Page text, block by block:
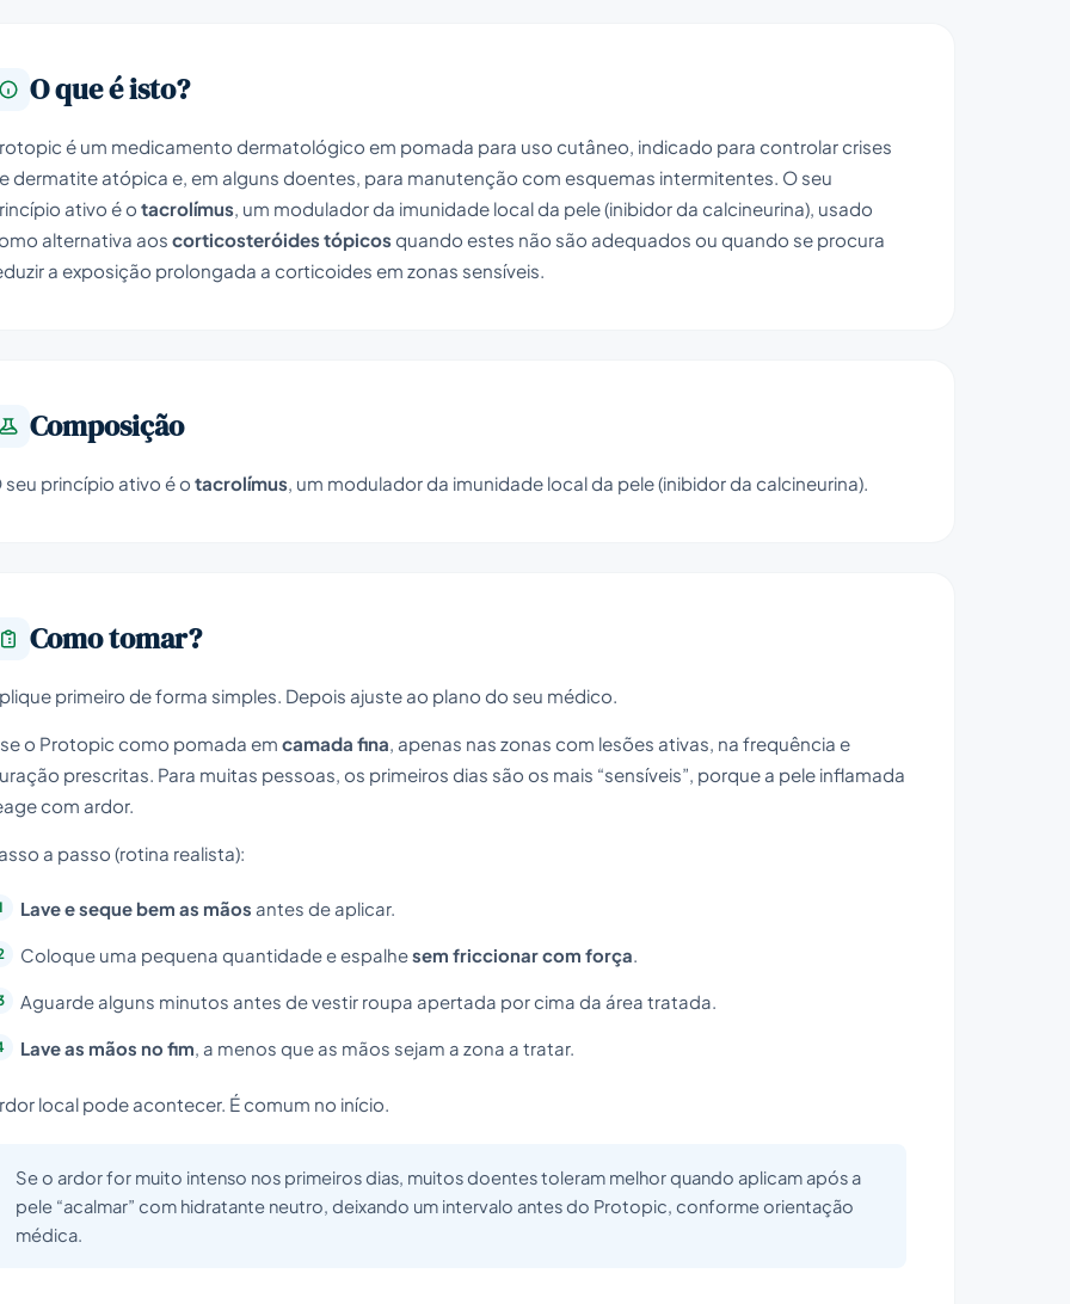
O que é isto?
é um medicamento dermatológico em pomada para uso cutâneo, indicado para controlar crises
dermatite atópica e, em alguns doentes, para manutenção com esquemas intermitentes. O seu
ativo é o tacrolímus , um modulador da imunidade local da pele (inibidor da calcineurina), usado
alternativa aos corticosteróides tópicos quando estes não são adequados ou quando se procura
a exposição prolongada a corticoides em zonas sensíveis.
Composição
seu princípio ativo é o tacrolímus , um modulador da imunidade local da pele (inibidor da calcineurina).
Como tomar?
primeiro de forma simples. Depois ajuste ao plano do seu médico.
o Protopic como pomada em camada fina , apenas nas zonas com lesões ativas, na frequência e
prescritas. Para muitas pessoas, os primeiros dias são os mais “sensíveis”, porque a pele inflamada
com ardor.
a passo (rotina realista):
Lave e seque bem as mãos antes de aplicar.
Coloque uma pequena quantidade e espalhesem friccionar com força
Aguarde alguns minutos antes de vestir roupa apertada por cima da área tratada.
Lave as mãos no fim , a menos que as mãos sejam a zona a tratar.
local pode acontecer. É comum no início.
Se o ardor for muito intenso nos primeiros dias, muitos doentes toleram melhor quando aplicam após a
pele “acalmar” com hidratante neutro, deixando um intervalo antes do Protopic, conforme orientação
médica.